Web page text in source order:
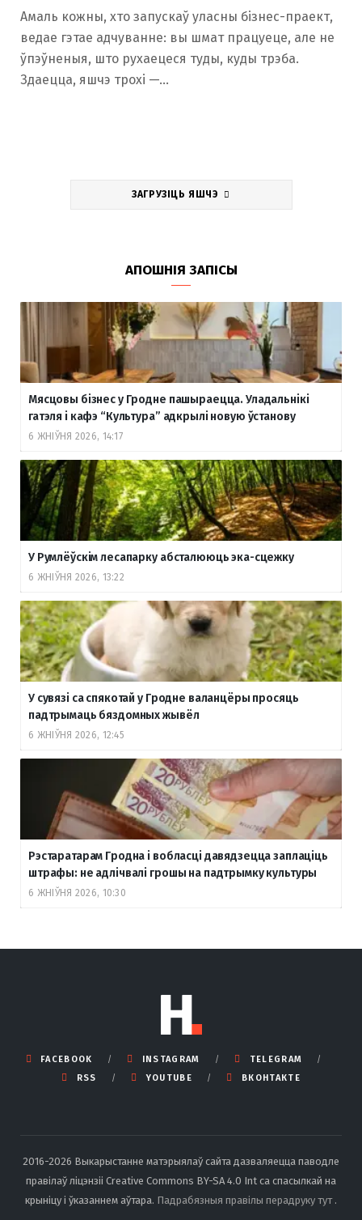
Амаль кожны, хто запускаў уласны бізнес-праект,
ведае гэтае адчуванне: вы шмат працуеце, але не
ўпэўненыя, што рухаецеся туды, куды трэба.
Здаецца, яшчэ трохі —…
ЗАГРУЗІЦЬ ЯШЧЭ
АПОШНІЯ ЗАПІСЫ
Мясцовы бізнес у Гродне пашыраецца. Уладальнікі
гатэля і кафэ “Культура” адкрылі новую ўстанову
6 ЖНІЎНЯ 2026, 14:17
У Румлёўскім лесапарку абсталююць эка-сцежку
6 ЖНІЎНЯ 2026, 13:22
У сувязі са спякотай у Гродне валанцёры просяць
падтрымаць бяздомных жывёл
6 ЖНІЎНЯ 2026, 12:45
Рэстаратарам Гродна і вобласці давядзецца заплаціць
штрафы: не адлічвалі грошы на падтрымку культуры
6 ЖНІЎНЯ 2026, 10:30
FACEBOOK INSTAGRAM
TELEGRAM
RSS
YOUTUBE ВКОНТАКТЕ
2016-2026 Выкарыстанне матэрыялаў сайта дазваляецца паводле
правілаў ліцэнзіі Creative Commons BY-SA 4.0 Int са спасылкай на
крыніцу і ўказаннем аўтара. Падрабязныя правілы перадруку тут .